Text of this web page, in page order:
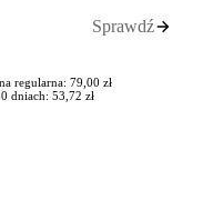
Sprawdź
regularna: 79,00 zł
dniach: 53,72 zł